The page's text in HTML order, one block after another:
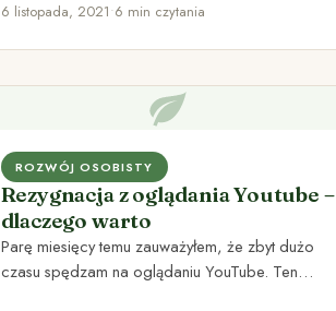
6 listopada, 2021•6 min czytania
ROZWÓJ OSOBISTY
Rezygnacja z oglądania Youtube –
dlaczego warto
Parę miesięcy temu zauważyłem, że zbyt dużo
czasu spędzam na oglądaniu YouTube. Ten